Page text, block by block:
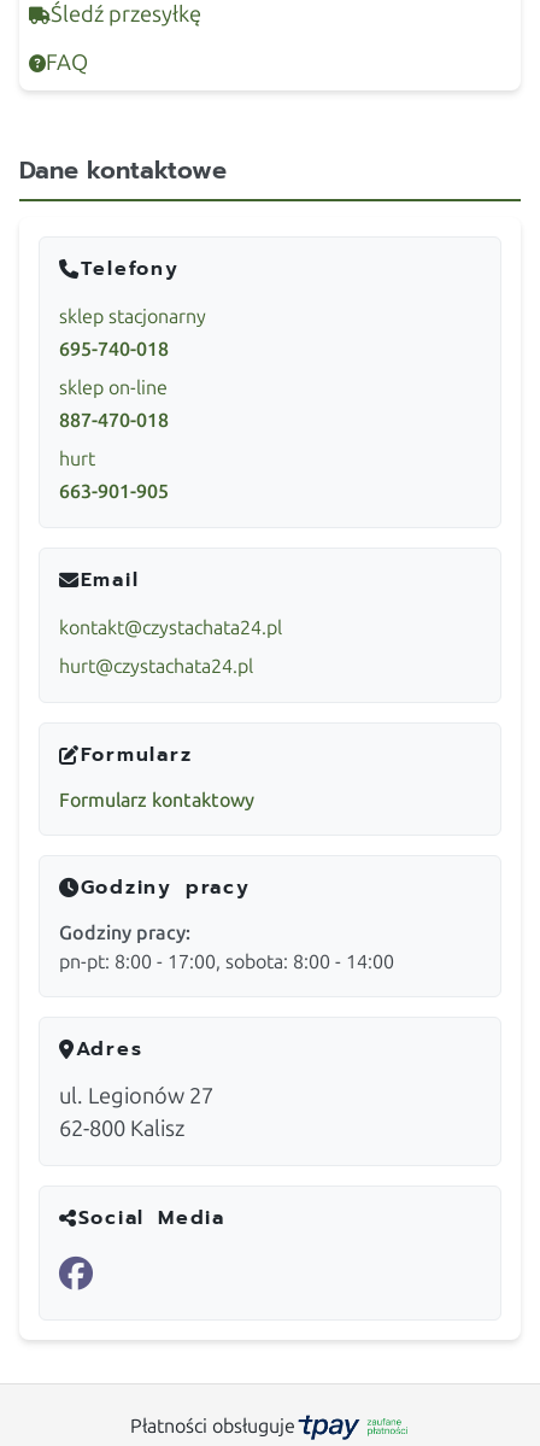
Śledź przesyłkę
FAQ
Dane kontaktowe
Telefony
sklep stacjonarny
695-740-018
sklep on-line
887-470-018
hurt
663-901-905
Email
kontakt@czystachata24.pl
hurt@czystachata24.pl
Formularz
Formularz kontaktowy
Godziny pracy
Godziny pracy:
pn-pt: 8:00 - 17:00, sobota: 8:00 - 14:00
Adres
ul. Legionów 27
62-800 Kalisz
Social Media
Płatności obsługuje